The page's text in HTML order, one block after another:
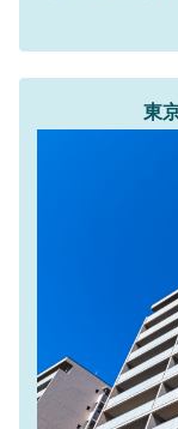
東